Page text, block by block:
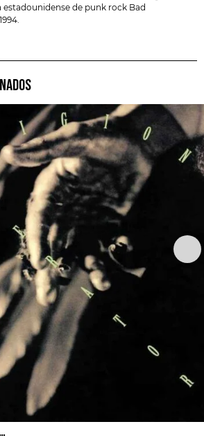
estadounidense de punk rock Bad
BAD RELIGION – GENERATOR